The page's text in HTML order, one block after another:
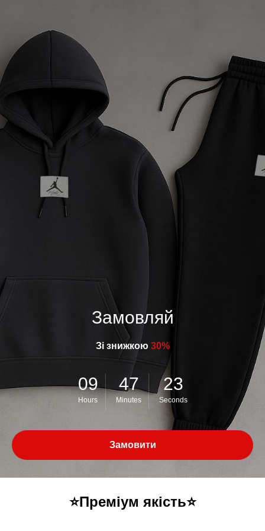
Замовляй
Зі знижкою 30%
09
Hours
47
Minutes
22
Seconds
Замовити
⭐️Преміум якість⭐️